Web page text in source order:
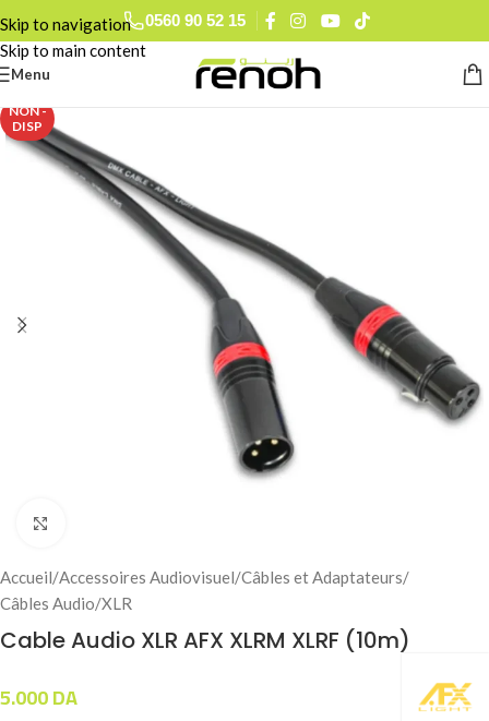
Skip to navigation
Skip to main content
0560 90 52 15
Menu
NON -
DISP
Accueil/Accessoires Audiovisuel/Câbles et Adaptateurs/
Câbles Audio/XLR
Cable Audio XLR AFX XLRM XLRF (10m)
5.000DA